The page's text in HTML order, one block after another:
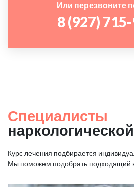
Или перезвоните
8 (927)
Специалисты
Курс лечения подбирается
Мы поможем подобрать подходящий